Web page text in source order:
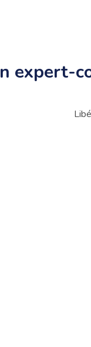
expert-